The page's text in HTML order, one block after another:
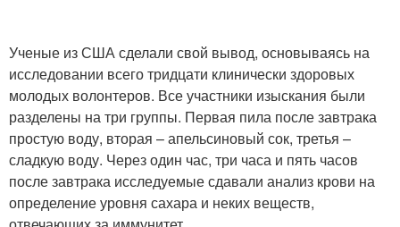
Ученые из США сделали свой вывод, основываясь на
исследовании всего тридцати клинически здоровых
молодых волонтеров. Все участники изыскания были
разделены на три группы. Первая пила после завтрака
простую воду, вторая – апельсиновый сок, третья –
сладкую воду. Через один час, три часа и пять часов
после завтрака исследуемые сдавали анализ крови на
определение уровня сахара и неких веществ,